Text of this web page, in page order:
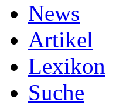
News
Artikel
Lexikon
Suche